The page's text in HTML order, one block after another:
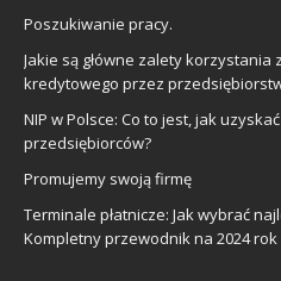
Poszukiwanie pracy.
Jakie są główne zalety korzystania
kredytowego przez
NIP w Polsce: Co to jest, jak
przedsiębiorców?
Promujemy swoją firmę
Terminale płatnicze: Jak wybrać
Kompletny przewodnik na 2024 rok